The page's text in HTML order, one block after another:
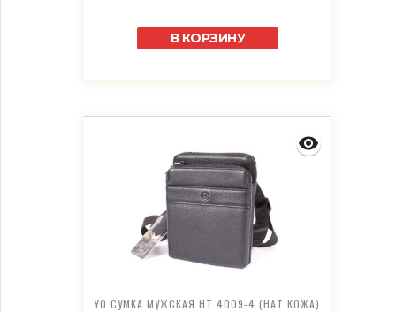
В КОРЗИНУ
YO СУМКА МУЖСКАЯ HT 4009-4 (НАТ.КОЖА)